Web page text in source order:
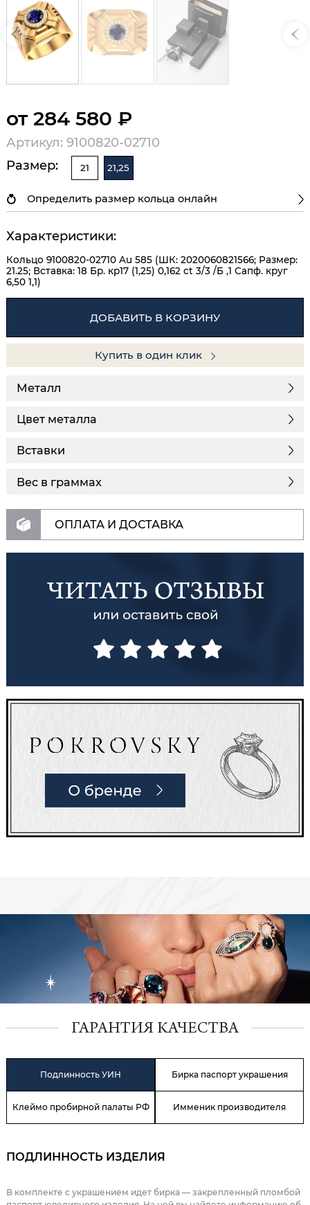
от 284 580 ₽
Артикул: 9100820-02710
Размер:
21 21,25
Определить размер кольца онлайн
Характеристики:
Кольцо 9100820-02710 Au 585 (ШК: 2020060821566; Размер:
21.25; Вставка: 18 Бр. кр17 (1,25) 0,162 ct 3/3 /Б ,1 Сапф. круг
6,50 1,1)
ДОБАВИТЬ В КОРЗИНУ
Купить в один клик
Металл
Цвет металла
Вставки
Вес в граммах
ОПЛАТА И ДОСТАВКА
ГАРАНТИЯ КАЧЕСТВА
Подлинность УИН Бирка паспорт украшения
Клеймо пробирной палаты РФ Имменик производителя
ПОДЛИННОСТЬ ИЗДЕЛИЯ
В комплекте с украшением идет бирка — закрепленный пломбой